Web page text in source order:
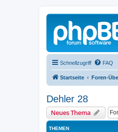
Schnellzugriff FAQ
Startseite Foren-
Dehler 28
Neues Thema
THEMEN